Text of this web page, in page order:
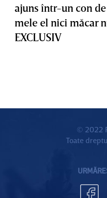
ajuns într-un con
mele el nici măcar
EXCLUSIV
© 2022
Toate